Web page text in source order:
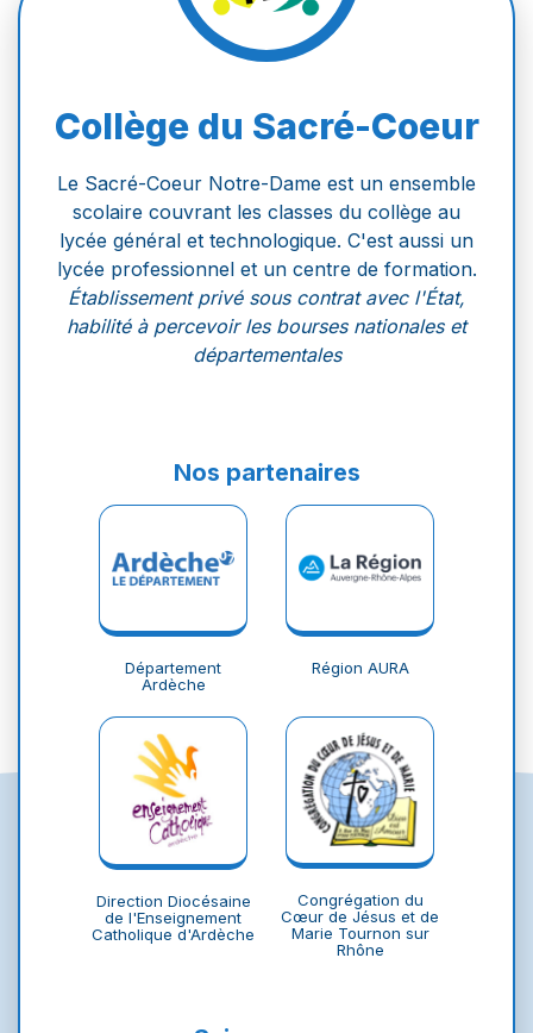
Collège du Sacré-Coeur
Le Sacré-Coeur Notre-Dame est un ensemble
scolaire couvrant les classes du collège au
lycée général et technologique. C'est aussi un
lycée professionnel et un centre de formation.
Établissement privé sous contrat avec l'État,
habilité à percevoir les bourses nationales et
départementales
Nos partenaires
Département
Ardèche
Région AURA
Direction Diocésaine
de l'Enseignement
Catholique d'Ardèche
Congrégation du
Cœur de Jésus et de
Marie Tournon sur
Rhône